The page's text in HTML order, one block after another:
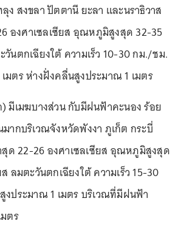
ง สงขลา ปัตตานี ยะลา และนราธิวาส
องศาเซลเซียส อุณหภูมิสูงสุด 32-35
วันตกเฉียงใต้ ความเร็ว 10-30 กม./ชม.
มตร ห่างฝั่งคลื่นสูงประมาณ 1 เมตร
มีเมฆบางส่วน กับมีฝนฟ้าคะนอง ร้อย
ากบริเวณจังหวัดพังงา ภูเก็ต กระบี่
ด 22-26 องศาเซลเซียส อุณหภูมิสูงสุด
ลมตะวันตกเฉียงใต้ ความเร็ว 15-30
ประมาณ 1 เมตร บริเวณที่มีฝนฟ้า
ตร